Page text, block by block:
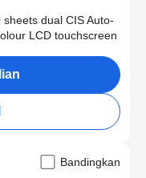
dual CIS Auto-
LCD touchscreen
Bandingkan